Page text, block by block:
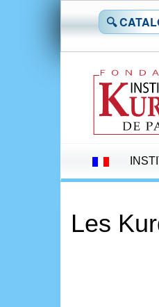
🔍
Les